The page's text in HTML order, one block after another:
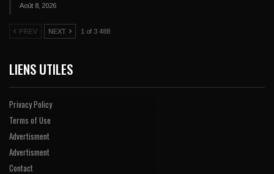
Août 8, 2026
PREV NEXT 1 of 3 488
LIENS UTILES
Privacy Policy
Terms of Use
Advertisment
Advertisment
Contact